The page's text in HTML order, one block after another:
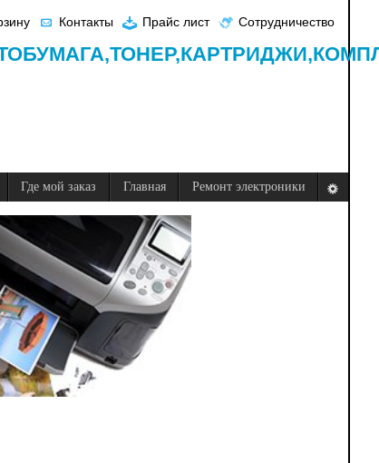
Контакты Прайс лист Сотрудничество
ТОНЕР,КАРТРИДЖИ,
Где мой заказ Главная Ремонт электроники